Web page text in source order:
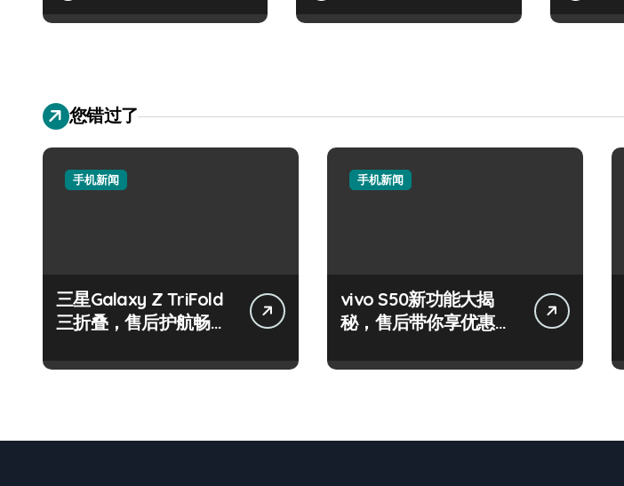
您错过了
手机新闻
三星Galaxy Z TriFold
三折叠，售后护航畅享
手机新闻
vivo S50新功能大揭
秘，售后带你享优惠高